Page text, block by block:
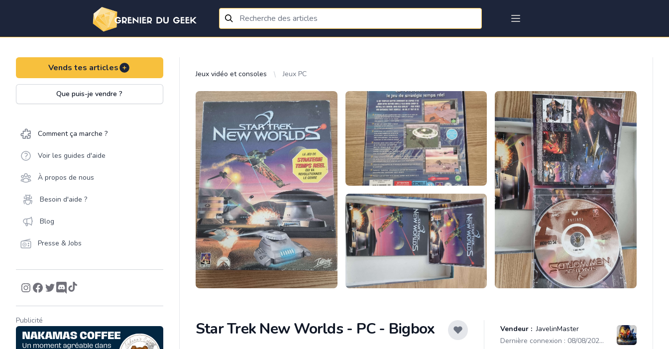
Vends tes articles
Que puis-je vendre ?
Comment ça marche ?
Voir les guides d'aide
À propos de nous
Besoin d'aide ?
Blog
Presse & Jobs
Publicité
Jeux vidéo et consoles Jeux PC
Star Trek New Worlds - PC - Bigbox Vendeur : JavelinMaster
Dernière connexion : 08/08/2026 08:25